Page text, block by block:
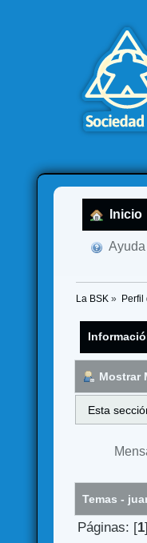
Inicio
Ayuda
La BSK » Perfil
Mostrar
Esta
Temas -
Páginas: [1]